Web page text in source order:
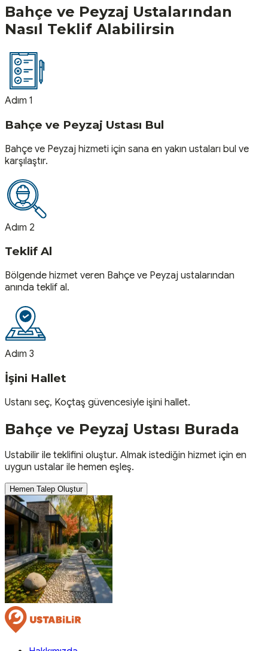
Bahçe ve Peyzaj Ustalarından
Nasıl Teklif Alabilirsin
Adım 1
Bahçe ve Peyzaj Ustası Bul
Bahçe ve Peyzaj hizmeti için sana en yakın ustaları bul ve
karşılaştır.
Adım 2
Teklif Al
Bölgende hizmet veren Bahçe ve Peyzaj ustalarından
anında teklif al.
Adım 3
İşini Hallet
Ustanı seç, Koçtaş güvencesiyle işini hallet.
Bahçe ve Peyzaj Ustası Burada
Ustabilir ile teklifini oluştur. Almak istediğin hizmet için en
uygun ustalar ile hemen eşleş.
Hemen Talep Oluştur